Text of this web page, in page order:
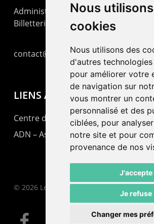
Nous
cookies
Nous utilisons des
d'autres
pour améliorer votre
de navigation sur
vous montrer un
personnalisé et des
ciblées, pour
notre site et pour
provenance de nos
J'accepte
Je refuse
Changer mes
Administration : +41 32 725 03 03
Billetterie : +41 32 725 05 05
contact@lepommier.ch
LIENS AMIS
Centre de culture ABC
ADN – Association Danse Neuchâtel
© 2026 Le Pommier.
facebook email